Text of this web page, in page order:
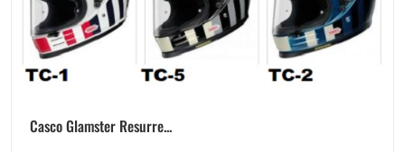
Casco Glamster Resurre...